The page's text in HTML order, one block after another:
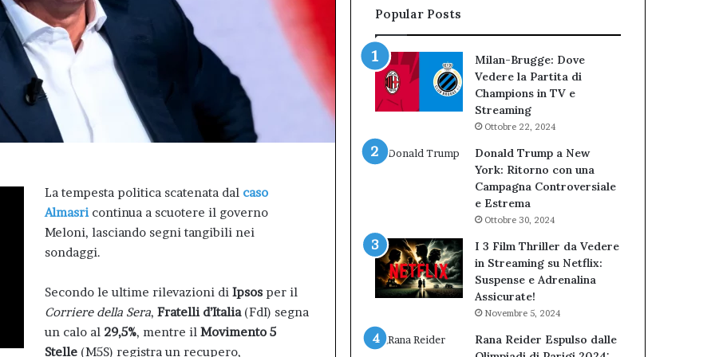
La tempesta politica scatenata dal caso
Almasri continua a scuotere il governo
Meloni, lasciando segni tangibili nei
sondaggi.
Secondo le ultime rilevazioni diIpsos per il
Corriere della Sera,Fratelli d’Italia(FdI) segna
un calo al 29,5%, mentre ilMovimento 5
Stelle (M5S) registra un recupero,
di
Inno99
Popular Posts
Milan-Brugge: Dove
Vedere la Partita di
Champions in TV e
Streaming
Ottobre 22, 2024
Donald Trump a New
York: Ritorno con una
Campagna Controversiale
e Estrema
Ottobre 30, 2024
I 3 Film Thriller da Vedere
in Streaming su Netflix:
Suspense e Adrenalina
Assicurate!
Novembre 5, 2024
Rana Reider Espulso dalle